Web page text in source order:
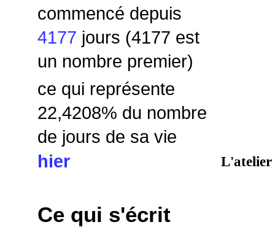
commencé depuis
4177 jours (4177 est
un nombre premier)
ce qui représente
22,4208% du nombre
de jours de sa vie
hier
L'atelier
Ce qui s'écrit